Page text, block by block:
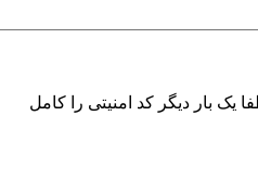
یک بار دیگر کد امنیتی را کامل